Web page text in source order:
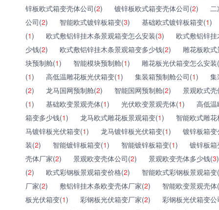
锌板欧式箱变壳体公司(2) 镀锌板欧式箱变壳体公司(2)
公司(2) 智能欧式镀锌板箱变(3) 基础欧式镀锌板箱变(1)
(1) 欧式敷铝锌挂木条景观箱变怎么安装(3)
欧式敷铝锌
少钱(2) 欧式敷铝锌挂木条景观箱变多少钱(2)
雕花板欧
块预制舱(1) 智能模块预制舱(1)
雕花板光伏箱变怎么安装(
(1) 高低温雕花板光伏箱变(1) 集装箱预制舱公司(1)
集
(2) 龙马国网预制舱(2) 智能国网预制舱(2)
景观欧式
(1) 基础欧变景观壳体(1) 光伏欧变景观壳体(1)
高低
箱变多少钱(1) 龙马欧式雕花板景观箱变(1)
智能欧式雕
马镀锌板光伏箱变(1) 龙马镀锌板光伏箱变(1)
镀锌板箱
装(2) 智能镀锌板箱变(1) 智能镀锌板箱变(1)
镀锌板
壳体厂家(2) 景观欧变壳体公司(2) 景观欧变壳体多少钱(3)
(2) 欧式彩钢板景观箱变价格(2)
智能欧式彩钢板景观箱变(
厂家(2) 敷铝锌挂木条欧变壳体厂家(2)
智能欧变景观壳体(
板光伏箱变(1) 彩钢板光伏箱变厂家(2)
彩钢板光伏箱变公